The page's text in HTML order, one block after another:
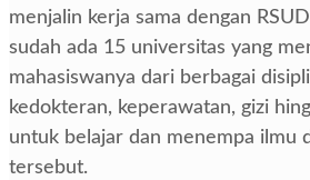
menjalin kerja sama dengan
sudah ada 15 universitas yang
mahasiswanya dari berbagai
kedokteran, keperawatan, gizi
untuk belajar dan menempa ilmu
tersebut.